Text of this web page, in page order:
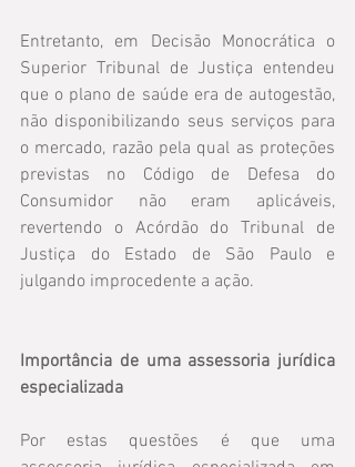
Entretanto, em Decisão Monocrática o
Superior Tribunal de Justiça entendeu
que o plano de saúde era de autogestão,
não disponibilizando seus serviços para
o mercado, razão pela qual as proteções
previstas no Código de Defesa do
Consumidor não eram aplicáveis,
revertendo o Acórdão do Tribunal de
Justiça do Estado de São Paulo e
julgando improcedente a ação.
Importância de uma assessoria jurídica
especializada
Por estas questões é que uma